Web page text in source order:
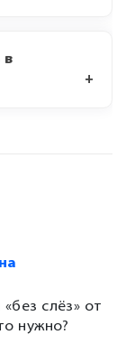
в
слёз» от
нужно?